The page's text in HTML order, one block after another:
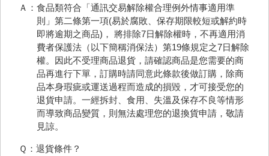
Ａ：食品類符合「通訊交易解除權合理例外情事適用準
則」第二條第一項(易於腐敗、保存期限較短或解約時
即將逾期之商品)， 將排除7日解除權時，不再適用消
費者保護法（以下簡稱消保法）第19條規定之7日解除
權。因此不受理商品退貨，請確認商品是您需要的商
品再進行下單，訂購時請同意此條款後做訂購，除商
品本身瑕疵或運送過程而造成的損毀，才可接受您的
退貨申請。一經拆封、食用、失溫及保存不良等情形
而導致商品變質，則無法處理您的退換貨申請，敬請
見諒。
Ｑ：退貨條件？